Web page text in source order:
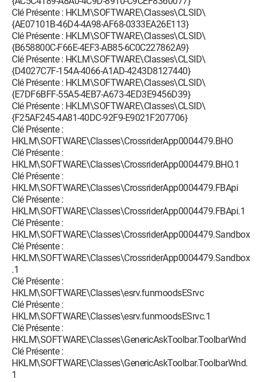
Clé Présente : HKLM\SOFTWARE\Classes\CLSID\
{AE07101B-46D4-4A98-AF68-0333EA26E113}
Clé Présente : HKLM\SOFTWARE\Classes\CLSID\
{B658800C-F66E-4EF3-AB85-6C0C227862A9}
Clé Présente : HKLM\SOFTWARE\Classes\CLSID\
{D4027C7F-154A-4066-A1AD-4243D8127440}
Clé Présente : HKLM\SOFTWARE\Classes\CLSID\
{E7DF6BFF-55A5-4EB7-A673-4ED3E9456D39}
Clé Présente : HKLM\SOFTWARE\Classes\CLSID\
{F25AF245-4A81-40DC-92F9-E9021F207706}
Clé Présente :
HKLM\SOFTWARE\Classes\CrossriderApp0004479.BHO
Clé Présente :
HKLM\SOFTWARE\Classes\CrossriderApp0004479.BHO.1
Clé Présente :
HKLM\SOFTWARE\Classes\CrossriderApp0004479.FBApi
Clé Présente :
HKLM\SOFTWARE\Classes\CrossriderApp0004479.FBApi.1
Clé Présente :
HKLM\SOFTWARE\Classes\CrossriderApp0004479.Sandbox
Clé Présente :
HKLM\SOFTWARE\Classes\CrossriderApp0004479.Sandbox
.1
Clé Présente :
HKLM\SOFTWARE\Classes\esrv.funmoodsESrvc
Clé Présente :
HKLM\SOFTWARE\Classes\esrv.funmoodsESrvc.1
Clé Présente :
HKLM\SOFTWARE\Classes\GenericAskToolbar.ToolbarWnd
Clé Présente :
HKLM\SOFTWARE\Classes\GenericAskToolbar.ToolbarWnd.
1